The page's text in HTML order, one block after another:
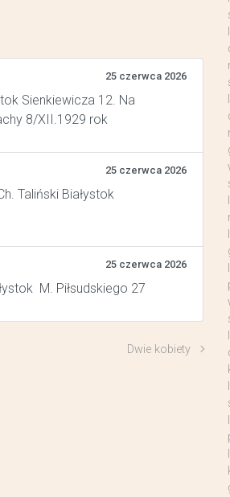
25 czerwca 2026
Sienkiewicza 12. Na
8/XII.1929 rok
25 czerwca 2026
Taliński Białystok
25 czerwca 2026
M. Piłsudskiego 27
Dwie kobiety